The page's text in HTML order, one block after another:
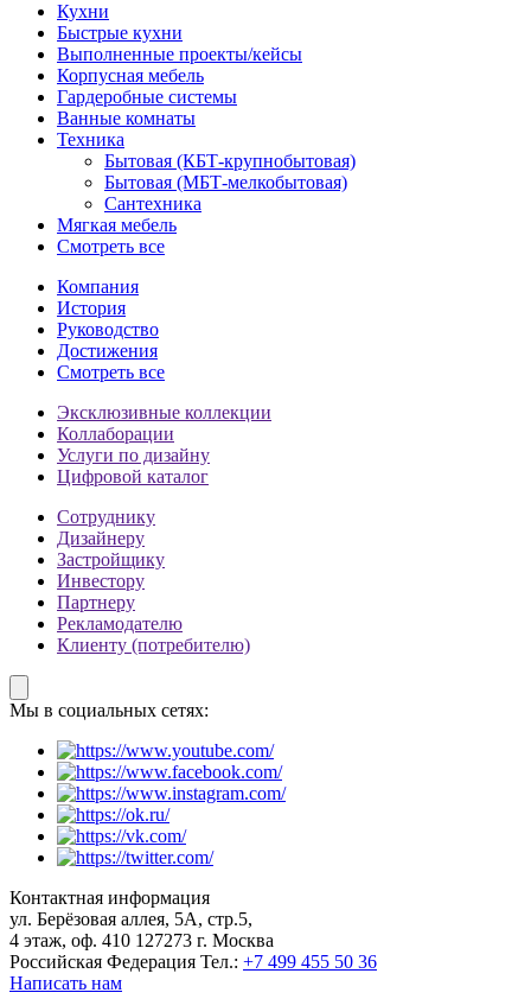
Кухни
Быстрые кухни
Выполненные проекты/кейсы
Корпусная мебель
Гардеробные системы
Ванные комнаты
Техника
Бытовая (КБТ-крупнобытовая)
Бытовая (МБТ-мелкобытовая)
Сантехника
Мягкая мебель
Смотреть все
Компания
История
Руководство
Достижения
Смотреть все
Эксклюзивные коллекции
Коллаборации
Услуги по дизайну
Цифровой каталог
Сотруднику
Дизайнеру
Застройщику
Инвестору
Партнеру
Рекламодателю
Клиенту (потребителю)
Мы в социальных сетях:
Контактная информация
ул. Берёзовая аллея, 5А, стр.5,
4 этаж, оф. 410 127273 г. Москва
Российская Федерация Тел.: +7 499 455 50 36
Написать нам